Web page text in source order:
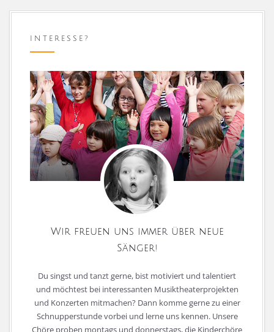
INTERESSE?
Wir freuen uns immer über neue
Sänger!
Du singst und tanzt gerne, bist motiviert und talentiert
und möchtest bei interessanten Musiktheaterprojekten
und Konzerten mitmachen? Dann komme gerne zu einer
Schnupperstunde vorbei und lerne uns kennen. Unsere
Chöre proben montags und donnerstags, die Kinderchöre